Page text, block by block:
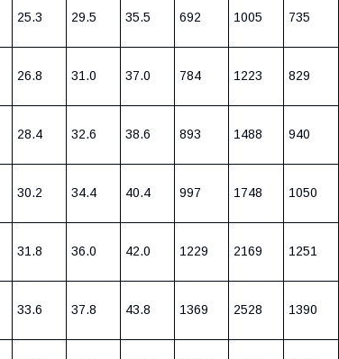
25.3 29.5 35.5 692 1005 735
26.8 31.0 37.0 784 1223 829
28.4 32.6 38.6 893 1488 940
30.2 34.4 40.4 997 1748 1050
31.8 36.0 42.0 1229 2169 1251
33.6 37.8 43.8 1369 2528 1390